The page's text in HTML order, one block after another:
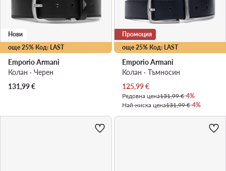
още 25% Код: LAST
Нови
Emporio Armani
Колан · Черен
131,99€
още 25% Код: LAST
Промоция
Emporio Armani
Колан · Тъмносин
Актуална цена
125,99€
Редовна цена131,99 €-4%
Най-ниска цена131,99 €-4%